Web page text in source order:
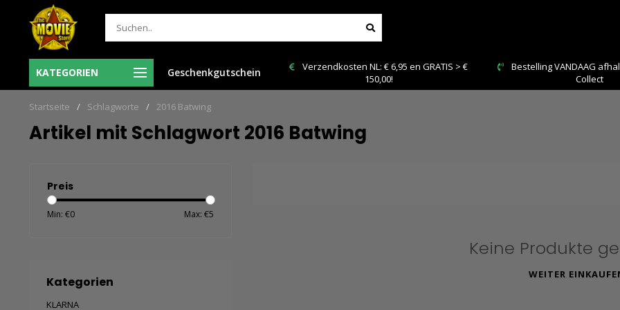
KATEGORIEN Geschenkgutschein
voor 12:00 uur besteld = de volgende
werkdag in huis!
Verzendkosten NL: € 6,95 en GRATIS > €
Bestelling VANDAAG afhalen: Kies Click &
Startseite / Schlagworte / 2016 Batwing
Artikel mit Schlagwort 2016 Batwing
Preis
Min: €0 Max: €5
Kategorien
KLARNA
Keine Produkte
WEITER